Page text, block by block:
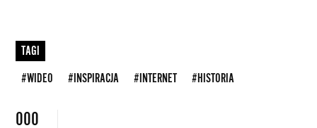
TAGI
#WIDEO #INSPIRACJA #INTERNET #HISTORIA
000